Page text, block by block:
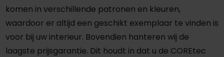
komen in verschillende patronen en kleuren,
waardoor er altijd een geschikt exemplaar te vinden is
voor bij uw interieur. Bovendien hanteren wij de
laagste prijsgarantie. Dit houdt in dat u de COREtec